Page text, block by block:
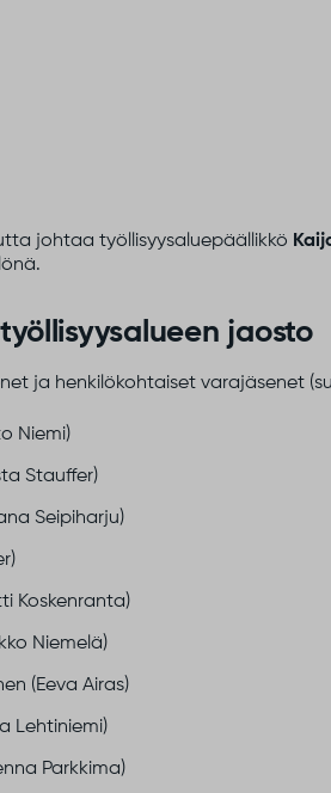
johtaa työllisyysaluepäällikkö
jaosto
ja henkilökohtaiset varajäsenet
Niemi)
Stauffer)
Seipiharju)
Koskenranta)
Niemelä)
(Eeva Airas)
Lehtiniemi)
Parkkima)